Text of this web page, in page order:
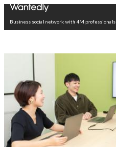
Business social network with 4M professionals